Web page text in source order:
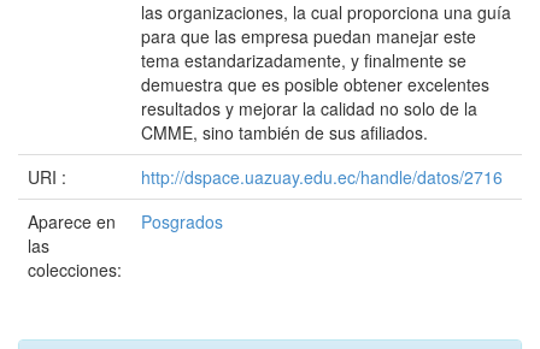
las organizaciones, la cual proporciona una guía
para que las empresa puedan manejar este
tema estandarizadamente, y finalmente se
demuestra que es posible obtener excelentes
resultados y mejorar la calidad no solo de la
CMME, sino también de sus afiliados.
URI :
http://dspace.uazuay.edu.ec/handle/datos/2716
Aparece en
las
colecciones:
Posgrados